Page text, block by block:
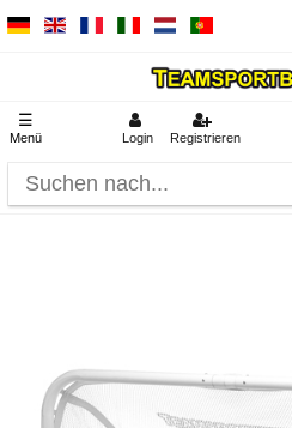
☰
Menü Login Registrieren